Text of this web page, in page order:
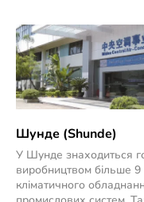
Шунде (Shunde)
У Шунде знаходиться
виробництвом більше 9
кліматичного